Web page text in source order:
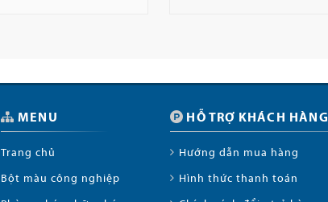
MENU
Trang chủ
Bột màu công nghiệp
HỖ TRỢ KHÁCH HÀNG
Hướng dẫn mua hàng
Hình thức thanh toán